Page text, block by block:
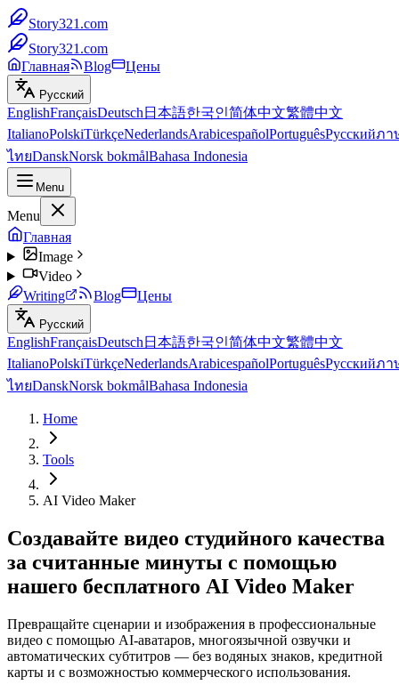
Story321.com
Story321.com
Главная
Blog Цены
Русский
EnglishFrançaisDeutsch 日本語한국인简体中文繁體中文
ItalianoPolskiTürkçeNederlandsArabicespañolPortuguêsРусскийภา
ไทยDanskNorsk bokmålBahasa Indonesia
Menu
Menu
Главная
Image
Video
Writing
Blog Цены
Русский
EnglishFrançaisDeutsch 日本語한국인简体中文繁體中文
ItalianoPolskiTürkçeNederlandsArabicespañolPortuguêsРусскийภา
ไทยDanskNorsk bokmålBahasa Indonesia
Home
Tools
AI Video Maker
Создавайте видео студийного качества
за считанные минуты с помощью
нашего бесплатного AI Video Maker
Превращайте сценарии и изображения в профессиональные
видео с помощью AI-аватаров, многоязычной озвучки и
автоматических субтитров — без водяных знаков, кредитной
карты и с возможностью коммерческого использования.